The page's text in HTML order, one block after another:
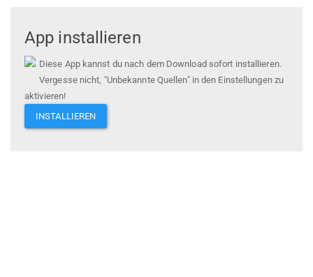
App installieren
Diese App kannst du nach dem Download sofort installieren.
Vergesse nicht, "Unbekannte Quellen" in den Einstellungen zu
aktivieren!
INSTALLIEREN